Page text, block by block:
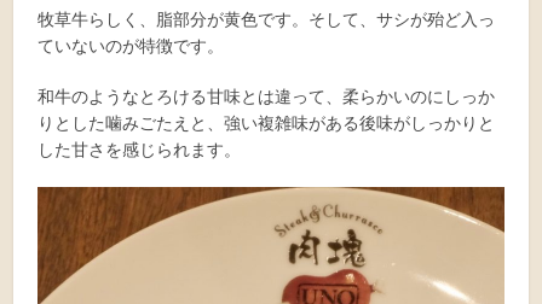
牧草牛らしく、脂部分が黄色です。そして、サシが殆ど入っ
ていないのが特徴です。
和牛のようなとろける甘味とは違って、柔らかいのにしっか
りとした噛みごたえと、強い複雑味がある後味がしっかりと
した甘さを感じられます。